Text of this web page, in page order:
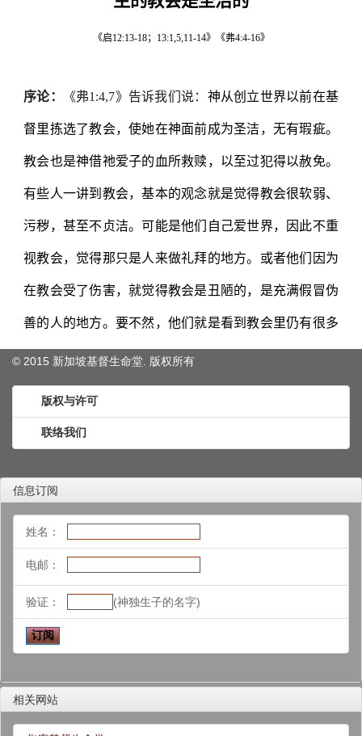
© 2015 新加坡基督生命堂. 版权所有
版权与许可
联络我们
信息订阅
姓名：
电邮：
验证： (神独生子的名字)
相关网站